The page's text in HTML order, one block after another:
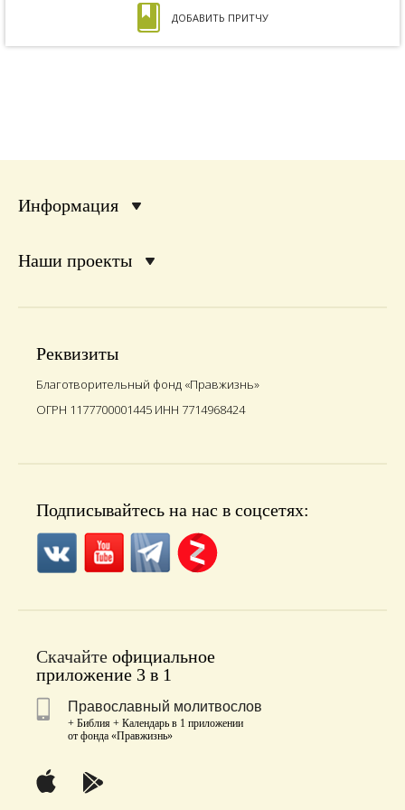
ДОБАВИТЬ ПРИТЧУ
Информация
Наши проекты
Реквизиты
Благотворительный фонд «Правжизнь»
ОГРН 1177700001445 ИНН 7714968424
Подписывайтесь на нас в соцсетях:
Скачайте официальное
приложение 3 в 1
Православный молитвослов
+ Библия + Календарь в 1 приложении
от фонда «Правжизнь»